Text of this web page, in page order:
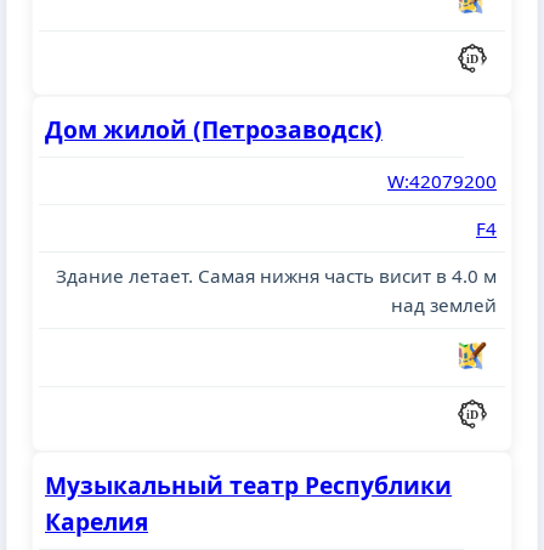
Дом жилой (Петрозаводск)
W:42079200
F4
Здание летает. Cамая нижня часть висит в 4.0 м
над землей
Музыкальный театр Республики
Карелия